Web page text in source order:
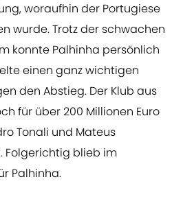
woraufhin der Portugiese
wurde. Trotz der schwachen
konnte Palhinha persönlich
einen ganz wichtigen
den Abstieg. Der Klub aus
für über 200 Millionen Euro
Tonali und Mateus
Folgerichtig blieb im
Palhinha.